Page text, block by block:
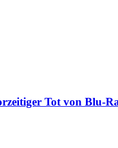
Tot von Blu-